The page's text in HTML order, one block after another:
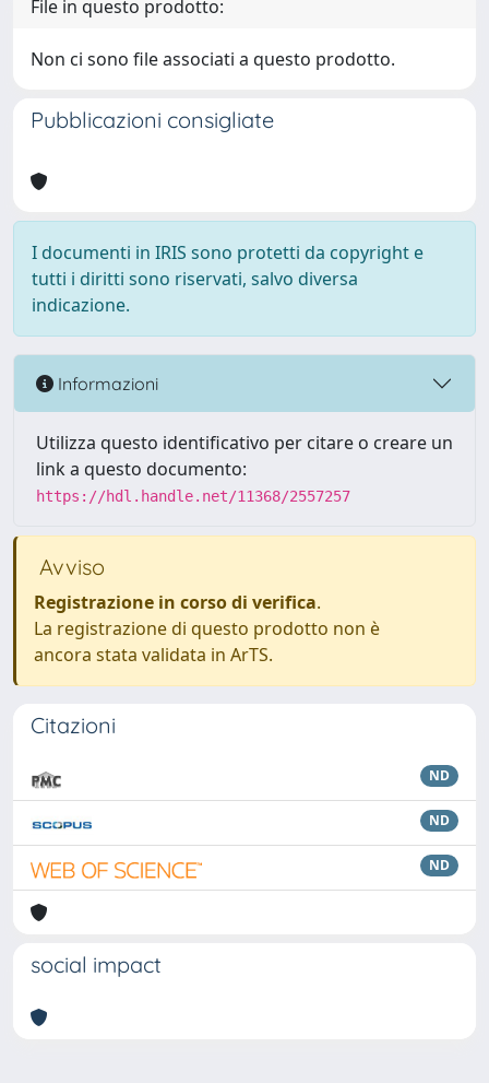
File in questo prodotto:
Non ci sono file associati a questo prodotto.
Pubblicazioni consigliate
I documenti in IRIS sono protetti da copyright e
tutti i diritti sono riservati, salvo diversa
indicazione.
Informazioni
Utilizza questo identificativo per citare o creare un
link a questo documento:
https://hdl.handle.net/11368/2557257
Avviso
Registrazione in corso di verifica.
La registrazione di questo prodotto non è
ancora stata validata in ArTS.
Citazioni
ND
ND
ND
social impact